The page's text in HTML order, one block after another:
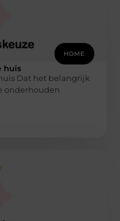
HOME
huis
Dat het belangrijk
onderhouden